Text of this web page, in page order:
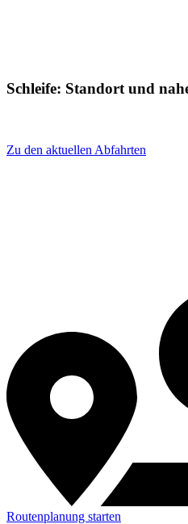
Schleife: Standort und
Zu den aktuellen Abfahrten
Routenplanung starten